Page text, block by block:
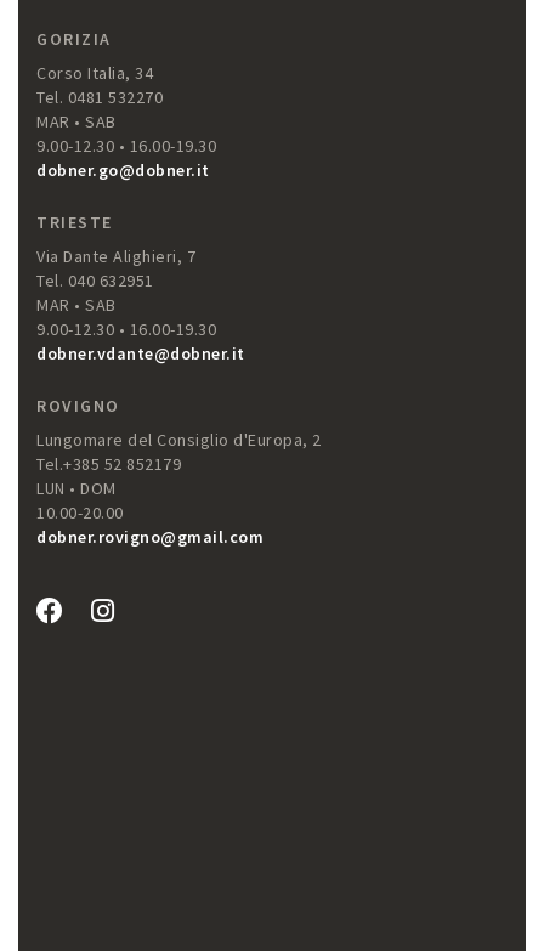
GORIZIA
Corso Italia, 34
Tel. 0481 532270
MAR • SAB
9.00-12.30 • 16.00-19.30
dobner.go@dobner.it
TRIESTE
Via Dante Alighieri, 7
Tel. 040 632951
MAR • SAB
9.00-12.30 • 16.00-19.30
dobner.vdante@dobner.it
ROVIGNO
Lungomare del Consiglio d'Europa, 2
Tel.+385 52 852179
LUN • DOM
10.00-20.00
dobner.rovigno@gmail.com